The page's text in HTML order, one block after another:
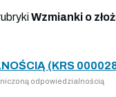
Wzmianki o
(KRS
odpowiedzialnością